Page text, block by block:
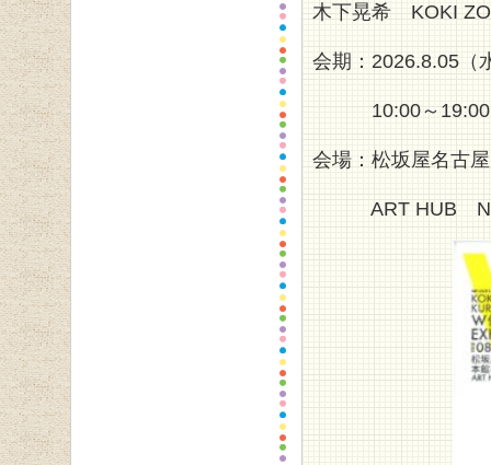
木下晃希 KOKI
会期：2026.8.05（
10:00～19:00
会場：松坂屋名古
ART HUB